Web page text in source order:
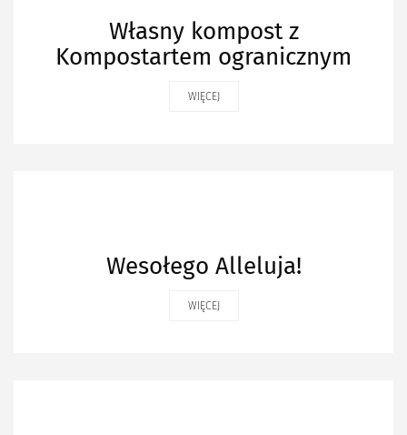
Własny kompost z
Kompostartem ogranicznym
WIĘCEJ
Wesołego Alleluja!
WIĘCEJ